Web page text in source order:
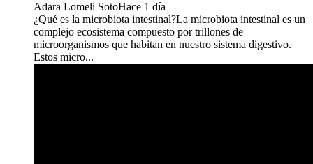
Adara Lomeli SotoHace 1 día
¿Qué es la microbiota intestinal?La microbiota intestinal es un
complejo ecosistema compuesto por trillones de
microorganismos que habitan en nuestro sistema digestivo.
Estos micro...